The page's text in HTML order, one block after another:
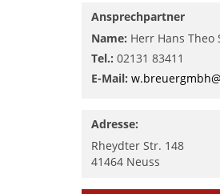
Ansprechpartner
Name: Herr Hans Theo
Tel.: 02131 83411
E-Mail:
Adresse:
Rheydter Str. 148
41464 Neuss